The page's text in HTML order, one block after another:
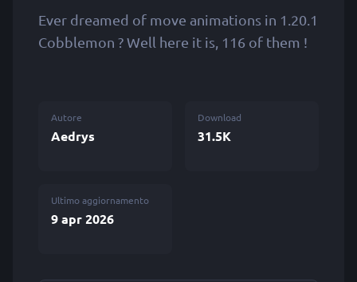
Ever dreamed of move animations in 1.20.1
Cobblemon ? Well here it is, 116 of them !
Autore
Aedrys
Download
31.5K
Ultimo aggiornamento
9 apr 2026